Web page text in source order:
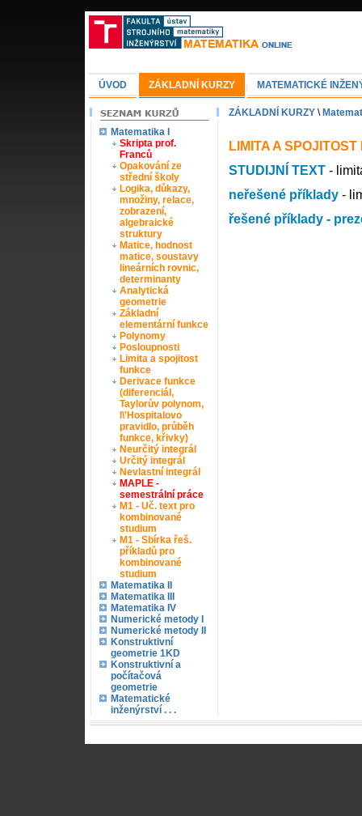
ÚVOD ZÁKLADNÍ KURZY MATEMATICKÉ
Matematika I
Skripta prof.
Franců
Opakování ze
střední školy
Logika, důkazy,
množiny, relace,
zobrazení,
algebraické
struktury
Matice, hodnost
matice, soustavy
lineárních rovnic,
determinanty
Analytická
geometrie
Základní
elementární funkce
Polynomy
Posloupnosti
Limita a spojitost
funkce
Derivace funkce
(diferenciál,
Taylorův polynom,
l\'Hospitalovo
pravidlo, průběh
funkce, křivky)
Neurčitý integrál
Určitý integrál
Nevlastní integrál
MAPLE -
semestrální práce
M1 - Uč. text pro
kombinované
studium
M1 - Sbírka řeš.
příkladů pro
kombinované
studium
Matematika II
Matematika III
Matematika IV
Numerické metody I
Numerické metody II
Konstruktivní
geometrie 1KD
Konstruktivní a
počítačová
geometrie
Matematické
inženýrství . . .
ZÁKLADNÍ KURZY\
LIMITA A
STUDIJNÍ TEXT-
neřešené příklady-
řešené příklady -